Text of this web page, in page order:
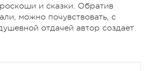
и сказки. Обратив
можно почувствовать, с
отдачей автор создает